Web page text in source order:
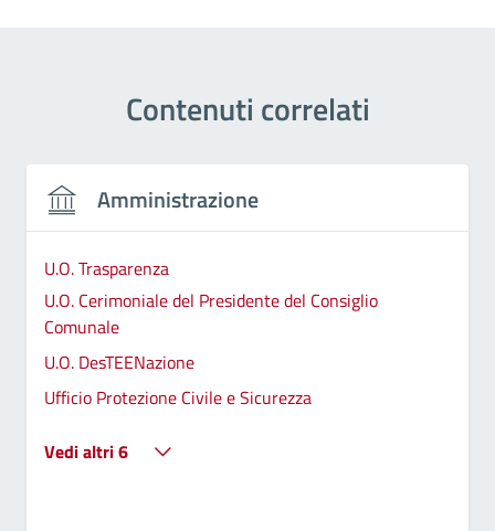
Contenuti correlati
Amministrazione
U.O. Trasparenza
U.O. Cerimoniale del Presidente del Consiglio
Comunale
U.O. DesTEENazione
Ufficio Protezione Civile e Sicurezza
Vedi altri 6